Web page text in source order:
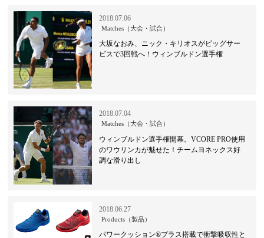
2018.07.06
Matches（大会・試合）
大坂なおみ、ニック・キリオスがビッグサー
ビスで3回戦へ！ウィンブルドン選手権
2018.07.04
Matches（大会・試合）
ウィンブルドン選手権開幕。VCORE PRO使用
のワウリンカが魅せた！チームヨネックス好
調な滑り出し
2018.06.27
Products（製品）
パワークッション®プラス搭載で衝撃吸収性と